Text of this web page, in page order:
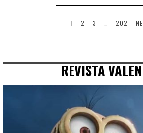
1 2 3 202
REVISTA